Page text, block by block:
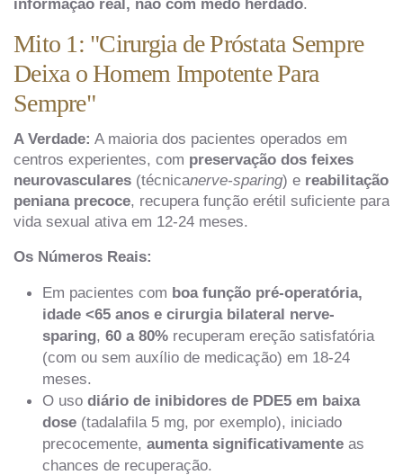
Mito 1: "Cirurgia de Próstata Sempre
Deixa o Homem Impotente Para
Sempre"
A Verdade: A maioria dos pacientes operados em
centros experientes, com preservação dos feixes
neurovasculares (técnicanerve-sparing) e reabilitação
peniana precoce, recupera função erétil suficiente para
vida sexual ativa em 12-24 meses.
Os Números Reais:
Em pacientes com boa função pré-operatória,
idade <65 anos e cirurgia bilateral nerve-
sparing, 60 a 80% recuperam ereção satisfatória
(com ou sem auxílio de medicação) em 18-24
meses.
O uso diário de inibidores de PDE5 em baixa
dose (tadalafila 5 mg, por exemplo), iniciado
precocemente, aumenta significativamente as
chances de recuperação.